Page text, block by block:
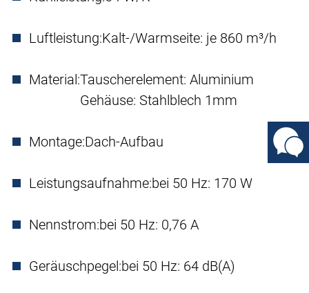
Luftleistung:Kalt-/Warmseite: je 860 m³/h
Material:Tauscherelement: Aluminium
Gehäuse: Stahlblech 1mm
Montage:Dach-Aufbau
Leistungsaufnahme:bei 50 Hz: 170 W
Nennstrom:bei 50 Hz: 0,76 A
Geräuschpegel:bei 50 Hz: 64 dB(A)